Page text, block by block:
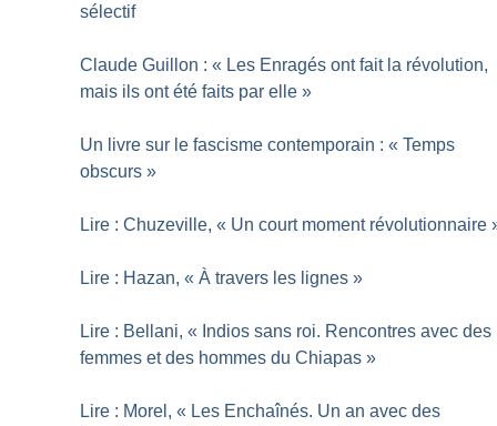
sélectif
Claude Guillon : « Les Enragés ont fait la révolution,
mais ils ont été faits par elle »
Un livre sur le fascisme contemporain : « Temps
obscurs »
Lire : Chuzeville, « Un court moment révolutionnaire
Lire : Hazan, « À travers les lignes »
Lire : Bellani, « Indios sans roi. Rencontres avec des
femmes et des hommes du Chiapas »
Lire : Morel, « Les Enchaînés. Un an avec des